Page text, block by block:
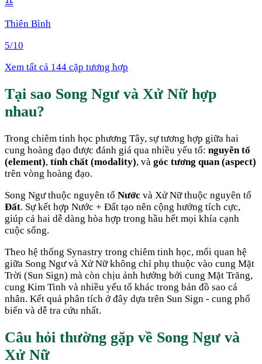
Thiên Bình
5/10
Xem tất cả 144 cặp tương hợp
Tại sao Song Ngư và Xử Nữ hợp
nhau?
Trong chiêm tinh học phương Tây, sự tương hợp giữa hai
cung hoàng đạo được đánh giá qua nhiều yếu tố: nguyên tố
(element), tính chất (modality), và góc tương quan (aspect)
trên vòng hoàng đạo.
Song Ngưthuộc nguyên tố Nước và Xử Nữthuộc nguyên tố
Đất. Sự kết hợp Nước + Đất tạo nên cộng hưởng tích cực,
giúp cả hai dễ dàng hòa hợp trong hầu hết mọi khía cạnh
cuộc sống.
Theo hệ thống Synastry trong chiêm tinh học, mối quan hệ
giữa Song Ngưvà Xử Nữkhông chỉ phụ thuộc vào cung Mặt
Trời (Sun Sign) mà còn chịu ảnh hưởng bởi cung Mặt Trăng,
cung Kim Tinh và nhiều yếu tố khác trong bản đồ sao cá
nhân. Kết quả phân tích ở đây dựa trên Sun Sign - cung phổ
biến và dễ tra cứu nhất.
Câu hỏi thường gặp về Song Ngư và
Xử Nữ